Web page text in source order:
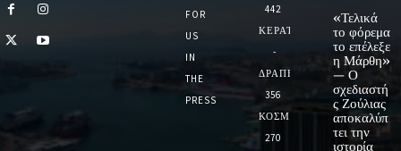
FOR
US
IN
THE
PRESS
442
ΚΕΡΑΤΣΙΝΙ
-
ΔΡΑΠΕΤΣΩΝΑ
356
ΚΟΣΜΟΣ
270
«Τελικά
το φόρεμα
το επέλεξε
η Μάρθη»
— Ο
σχεδιαστή
ς Ζούλιας
αποκαλύπ
τει την
ιστορία